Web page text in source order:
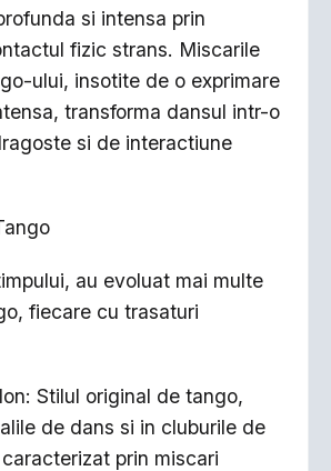
si intensa prin
fizic strans. Miscarile
ului, insotite de o exprimare
transforma dansul intr-o
si de interactiune
au evoluat mai multe
fiecare cu trasaturi
Stilul original de tango,
de dans si in cluburile de
prin miscari